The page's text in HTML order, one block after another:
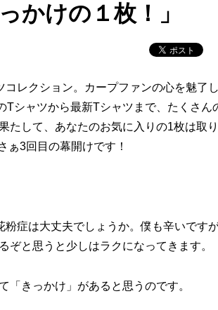
かけの１枚！」
レクション。カープファンの心を魅了
Tシャツから最新Tシャツまで、たくさん
たして、あなたのお気に入りの1枚は取
ぁ3回目の幕開けです！
症は大丈夫でしょうか。僕も辛いですが
と思うと少しはラクになってきます。
きっかけ」があると思うのです。